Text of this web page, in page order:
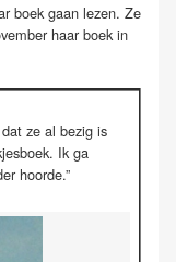
boek gaan lezen. Ze
haar boek in
ze al bezig is
Ik ga
hoorde.”